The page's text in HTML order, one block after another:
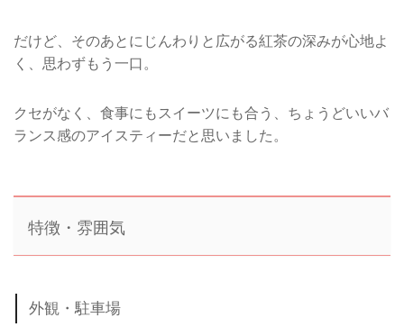
だけど、そのあとにじんわりと広がる紅茶の深みが心地よ
く、思わずもう一口。
クセがなく、食事にもスイーツにも合う、ちょうどいいバ
ランス感のアイスティーだと思いました。
特徴・雰囲気
外観・駐車場